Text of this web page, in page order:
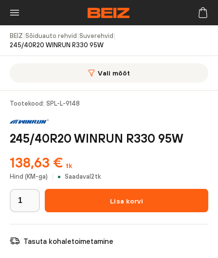
BEIZ Sõiduauto rehvid Suverehvid
245/40R20 WINRUN R330 95W
Vali mõõt
Tootekood: SPL-L-9148
245/40R20 WINRUN R330 95W
138,63 € tk
Hind (KM-ga) Saadaval 2 tk
Lisa korvi
Tasuta kohaletoimetamine